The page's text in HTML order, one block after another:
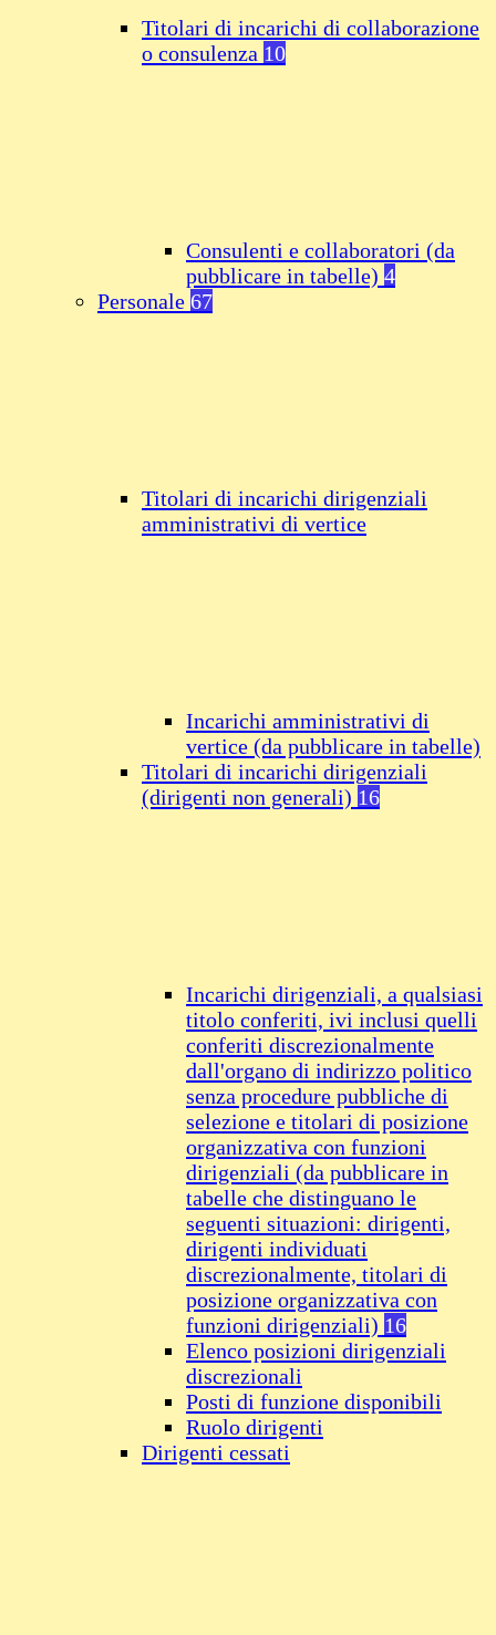
Titolari di incarichi di collaborazione
o consulenza 10
Consulenti e collaboratori (da
pubblicare in tabelle) 4
Personale 67
Titolari di incarichi dirigenziali
amministrativi di vertice
Incarichi amministrativi di
vertice (da pubblicare in tabelle)
Titolari di incarichi dirigenziali
(dirigenti non generali) 16
Incarichi dirigenziali, a qualsiasi
titolo conferiti, ivi inclusi quelli
conferiti discrezionalmente
dall'organo di indirizzo politico
senza procedure pubbliche di
selezione e titolari di posizione
organizzativa con funzioni
dirigenziali (da pubblicare in
tabelle che distinguano le
seguenti situazioni: dirigenti,
dirigenti individuati
discrezionalmente, titolari di
posizione organizzativa con
funzioni dirigenziali) 16
Elenco posizioni dirigenziali
discrezionali
Posti di funzione disponibili
Ruolo dirigenti
Dirigenti cessati